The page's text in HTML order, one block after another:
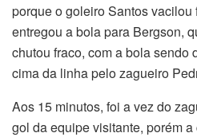
porque o goleiro Santos
entregou a bola para Bergson,
chutou fraco, com a bola sendo
cima da linha pelo zagueiro
Aos 15 minutos, foi a vez do
gol da equipe visitante, porém